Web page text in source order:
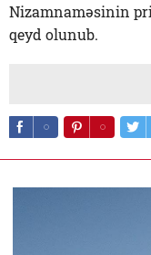
Nizamnaməsinin
qeyd olunub.